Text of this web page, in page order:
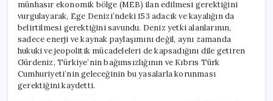
münhasır ekonomik bölge (MEB) ilan edilmesi gerektiğini
vurgulayarak, Ege Denizi’ndeki 153 adacık ve kayalığın da
belirtilmesi gerektiğini savundu. Deniz yetki alanlarının,
sadece enerji ve kaynak paylaşımını değil, aynı zamanda
hukuki ve jeopolitik mücadeleleri de kapsadığını dile getiren
Gürdeniz, Türkiye’nin bağımsızlığının ve Kıbrıs Türk
Cumhuriyeti’nin geleceğinin bu yasalarla korunması
gerektiğini kaydetti.